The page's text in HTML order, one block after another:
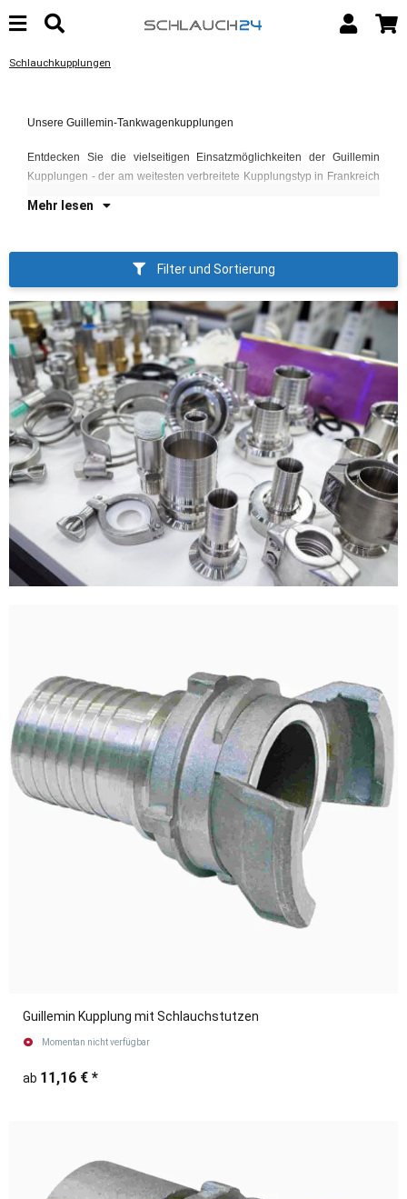
Schlauchkupplungen
Unsere Guillemin-Tankwagenkupplungen
Entdecken Sie die vielseitigen Einsatzmöglichkeiten der Guillemin
Kupplungen - der am weitesten verbreitete Kupplungstyp in Frankreich
Mehr lesen
Filter und Sortierung
Guillemin Kupplung mit Schlauchstutzen
Momentan nicht verfügbar
ab 11,16 € *